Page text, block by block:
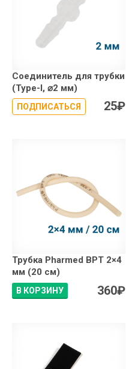
Соединитель для трубки
(Type-I, ⌀2 мм)
ПОДПИСАТЬСЯ 25₽
Трубка Pharmed BPT 2×4
мм (20 см)
В КОРЗИНУ 360₽